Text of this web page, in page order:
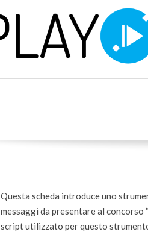
Questa scheda introduce uno
messaggi da presentare al concorso
script utilizzato per questo